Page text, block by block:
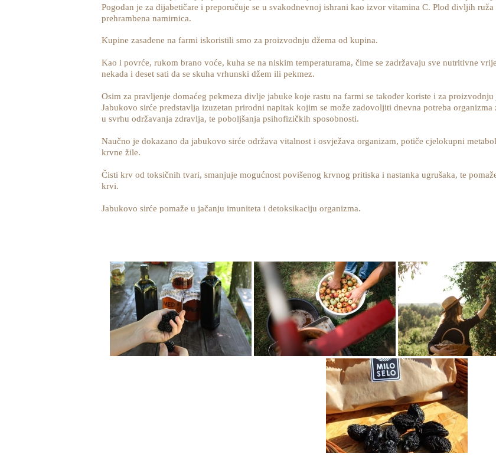
Pogodan je za dijabetičare i preporučuje se u svakodnevnoj ishrani kao izvor vitamina C. Plod divljih
prehrambena namirnica.
Kupine zasađene na farmi iskoristili smo za proizvodnju džema od kupina.
Kao i povrće, rukom brano voće, kuha se na niskim temperaturama, čime se zadržavaju sve nutritivne
nekada i deset sati da se skuha vrhunski džem ili pekmez.
Osim za pravljenje domaćeg pekmeza divlje jabuke koje rastu na farmi se također koriste i za
Jabukovo sirće predstavlja izuzetan prirodni napitak kojim se može zadovoljiti dnevna potreba
u svrhu održavanja zdravlja, te poboljšanja psihofizičkih sposobnosti.
Naučno je dokazano da jabukovo sirće održava vitalnost i osvježava organizam, potiče cjelokupni
krvne žile.
Čisti krv od toksičnih tvari, smanjuje mogućnost povišenog krvnog pritiska i nastanka ugrušaka, te
krvi.
Jabukovo sirće pomaže u jačanju imuniteta i detoksikaciju organizma.